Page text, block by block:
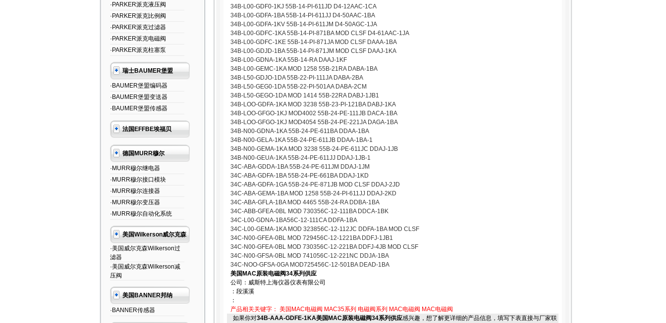
·PARKER派克液压阀
·PARKER派克比例阀
·PARKER派克过滤器
·PARKER派克电磁阀
·PARKER派克柱塞泵
瑞士BAUMER堡盟
·BAUMER堡盟编码器
·BAUMER堡盟变送器
·BAUMER堡盟传感器
法国EFFBE埃福贝
德国MURR穆尔
·MURR穆尔继电器
·MURR穆尔接口模块
·MURR穆尔连接器
·MURR穆尔变压器
·MURR穆尔自动化系统
美国Wilkerson威尔克森
·美国威尔克森Wilkerson过
滤器
·美国威尔克森Wilkerson减
压阀
美国BANNER邦纳
·BANNER传感器
34B-L00-GDF0-1KJ 55B-14-PI-611JD D4-12AAC-1CA
34B-L00-GDFA-1BA 55B-14-PI-611JJ D4-50AAC-1BA
34B-L00-GDFA-1KV 55B-14-PI-611JM D4-50AGC-1JA
34B-L00-GDFC-1KA 55B-14-PI-871BA MOD CLSF D4-61AAC-1JA
34B-L00-GDFC-1KE 55B-14-PI-871JA MOD CLSF DAAA-1BA
34B-L00-GDJD-1BA 55B-14-PI-871JM MOD CLSF DAAJ-1KA
34B-L00-GDNA-1KA 55B-14-RA DAAJ-1KF
34B-L00-GEMC-1KA MOD 1258 55B-21RA DABA-1BA
34B-L50-GDJO-1DA 55B-22-PI-111JA DABA-2BA
34B-L50-GEG0-1DA 55B-22-PI-501AA DABA-2CM
34B-L50-GEGO-1DA MOD 1414 55B-22RA DABJ-1JB1
34B-LOO-GDFA-1KA MOD 3238 55B-23-PI-121BA DABJ-1KA
34B-LOO-GFGO-1KJ MOD4002 55B-24-PE-111JB DACA-1BA
34B-LOO-GFGO-1KJ MOD4054 55B-24-PE-221JA DAGA-1BA
34B-N00-GDNA-1KA 55B-24-PE-611BA DDAA-1BA
34B-N00-GELA-1KA 55B-24-PE-611JB DDAA-1BA-1
34B-N00-GEMA-1KA MOD 3238 55B-24-PE-611JC DDAJ-1JB
34B-N00-GEUA-1KA 55B-24-PE-611JJ DDAJ-1JB-1
34C-ABA-GDDA-1BA 55B-24-PE-611JM DDAJ-1JM
34C-ABA-GDFA-1BA 55B-24-PE-661BA DDAJ-1KD
34C-ABA-GDFA-1GA 55B-24-PE-871JB MOD CLSF DDAJ-2JD
34C-ABA-GEMA-1BA MOD 1258 55B-24-PI-611JJ DDAJ-2KD
34C-ABA-GFLA-1BA MOD 4465 55B-24-RA DDBA-1BA
34C-ABB-GFEA-0BL MOD 730356C-12-111BA DDCA-1BK
34C-L00-GDNA-1BA56C-12-111CA DDFA-1BA
34C-L00-GEMA-1KA MOD 323856C-12-112JC DDFA-1BA MOD CLSF
34C-N00-GFEA-0BL MOD 729456C-12-1221BA DDFJ-1JB1
34C-N00-GFEA-0BL MOD 730356C-12-221BA DDFJ-4JB MOD CLSF
34C-N00-GFSA-0BL MOD 741056C-12-221NC DDJA-1BA
34C-NOO-GFSA-0GA MOD725456C-12-501BA DEAD-1BA
美国MAC原装电磁阀34系列供应
公司：威斯特上海仪器仪表有限公司
：段溪溪
：
产品相关关键字： 美国MAC电磁阀 MAC35系列 电磁阀系列 MAC电磁阀 MAC电磁阀
如果你对34B-AAA-GDFE-1KA美国MAC原装电磁阀34系列供应感兴趣，想了解更详细的产品信息，填写下表直接与厂家联